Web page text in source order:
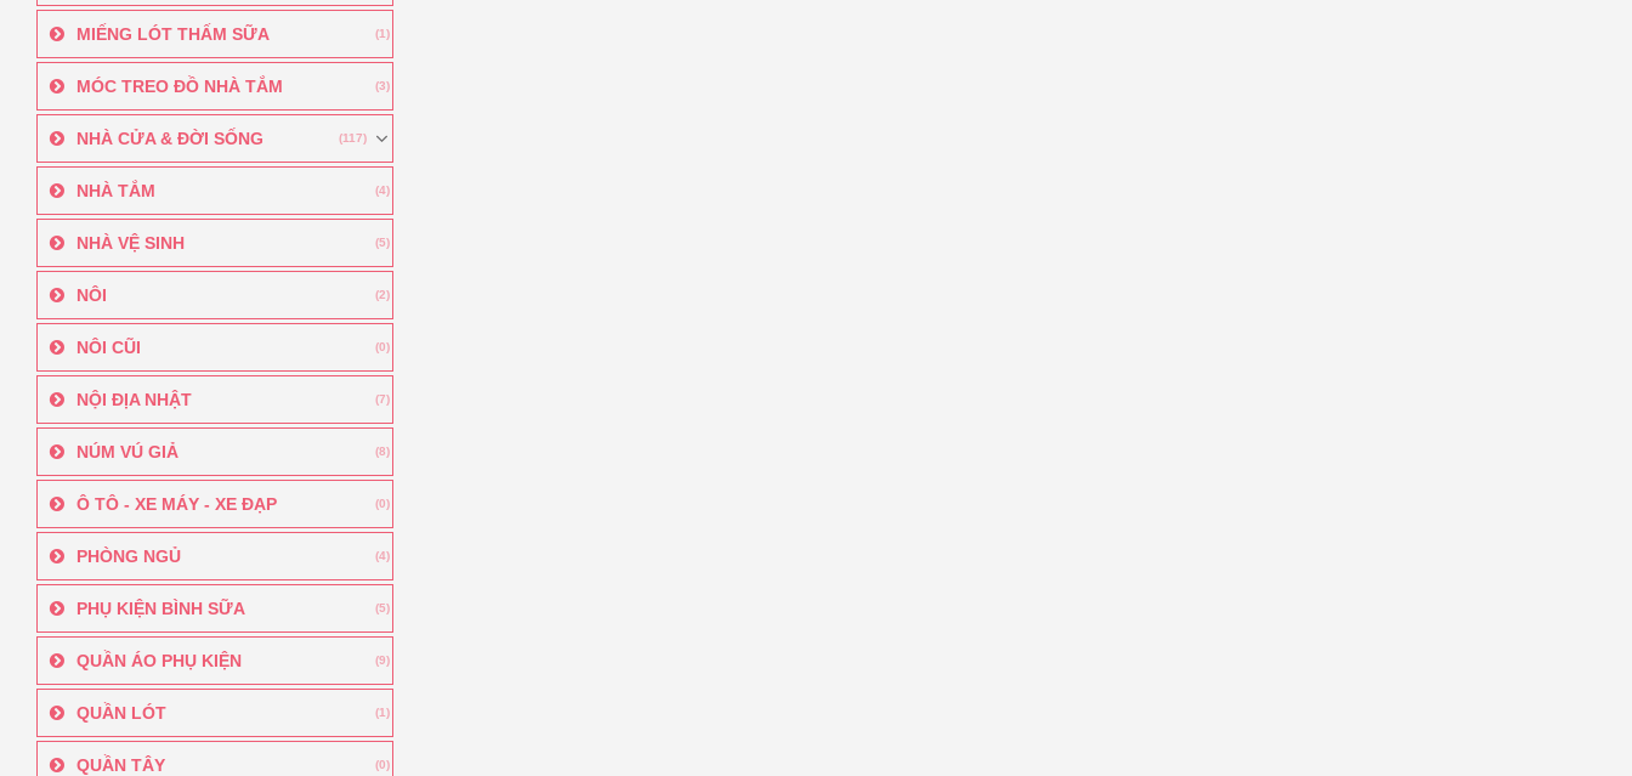
MIẾNG LÓT THẤM SỮA (1)
MÓC TREO ĐỒ NHÀ TẮM (3)
NHÀ CỬA & ĐỜI SỐNG (117)
NHÀ TẮM (4)
NHÀ VỆ SINH (5)
NÔI (2)
NÔI CŨI (0)
NỘI ĐỊA NHẬT (7)
NÚM VÚ GIẢ (8)
Ô TÔ - XE MÁY - XE ĐẠP (0)
PHÒNG NGỦ (4)
PHỤ KIỆN BÌNH SỮA (5)
QUẦN ÁO PHỤ KIỆN (9)
QUẦN LÓT (1)
QUẦN TÂY (0)